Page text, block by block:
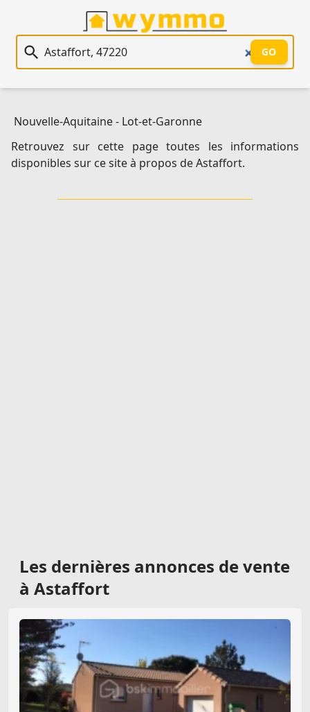
Recherche immobilière
GO
Nouvelle-Aquitaine- Lot-et-Garonne
Retrouvez sur cette page toutes les informations
disponibles sur ce site à propos de Astaffort.
Les dernières annonces de vente
à Astaffort